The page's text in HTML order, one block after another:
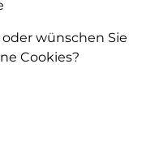
wünschen Sie
Cookies?